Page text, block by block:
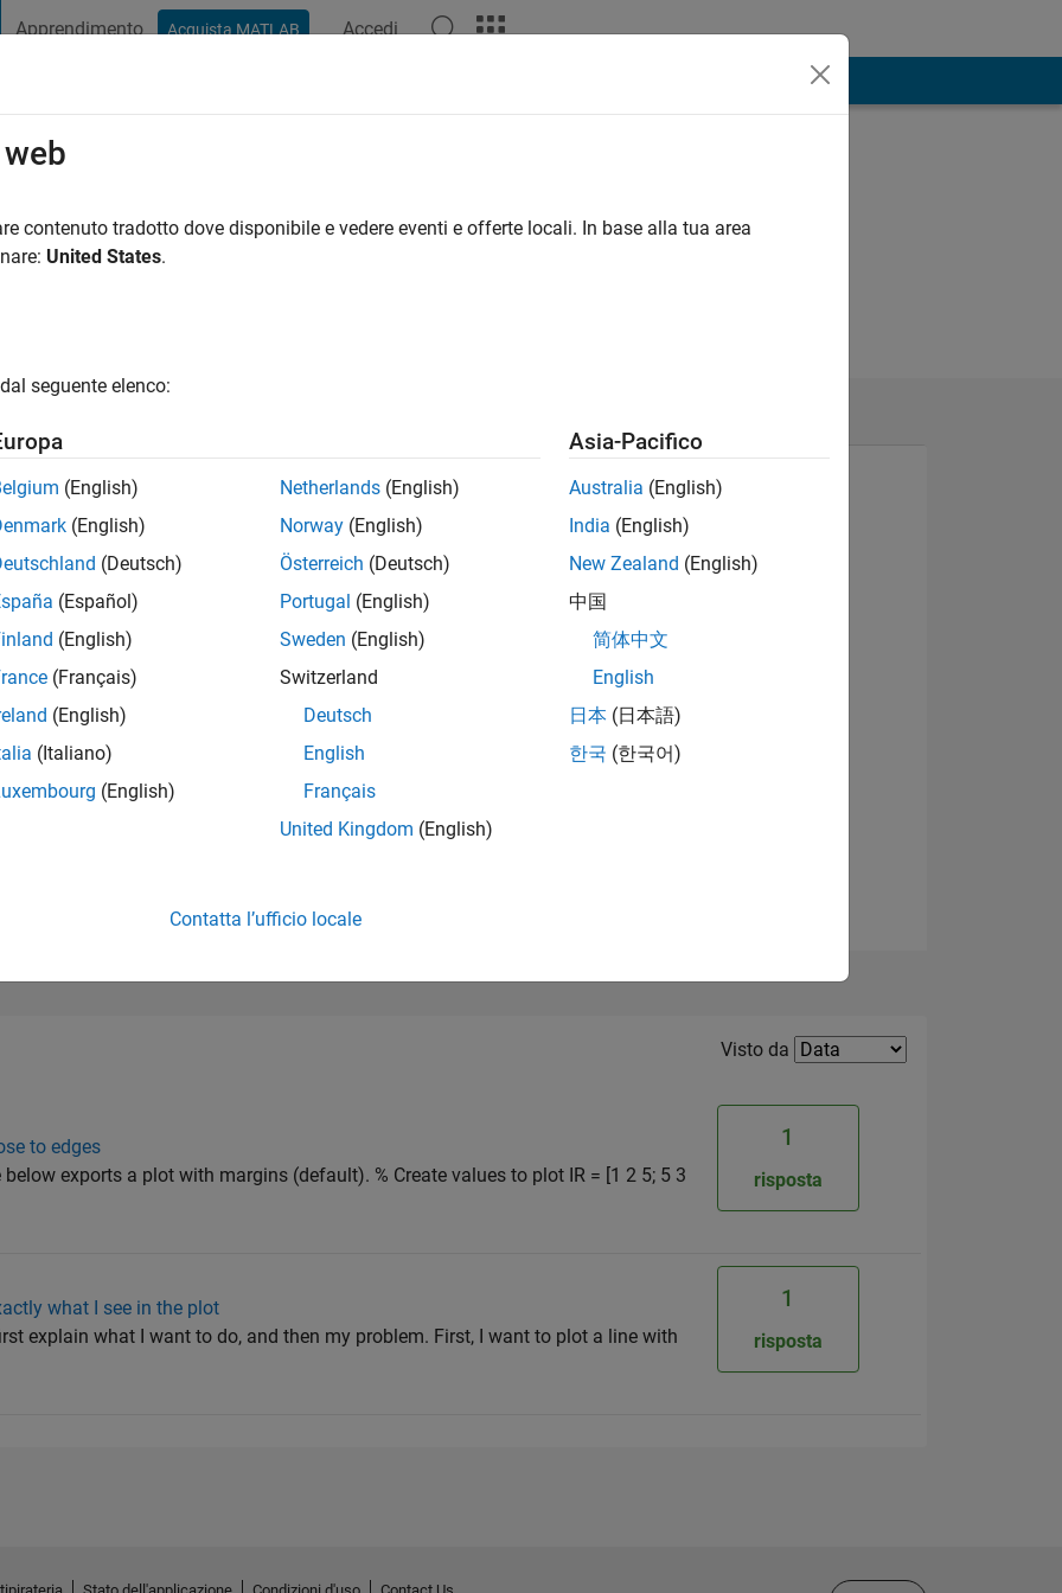
Apprendimento Acquista MATLAB Accedi
Attivo dal 2025
0
of 302.025
Visualizza badge
Filter2
Visto da
to edges
exports a plot with margins (default). % Create values to plot IR = [1 2 5; 5 3
1
risposta
what I see in the plot
explain what I want to do, and then my problem. First, I want to plot a line with
1
risposta
contenuto tradotto dove disponibile e vedere eventi e offerte locali. In base alla tua area
United States.
seguente elenco:
(English)
(English)
(Deutsch)
(Español)
(English)
(Français)
(English)
(Italiano)
(English)
Netherlands (English)
Norway (English)
Österreich (Deutsch)
Portugal (English)
Sweden (English)
Switzerland
Deutsch
English
Français
United Kingdom (English)
Asia-Pacifico
Australia (English)
India (English)
New Zealand (English)
中国
简体中文
English
日本 (日本語)
한국 (한국어)
Contatta l’ufficio locale